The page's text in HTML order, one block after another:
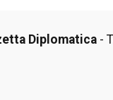
Diplomatica-